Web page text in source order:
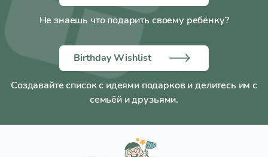
Не знаешь что подарить своему ребёнку?
Birthday Wishlist
Создавайте список с идеями подарков и делитесь им с
семьёй и друзьями.